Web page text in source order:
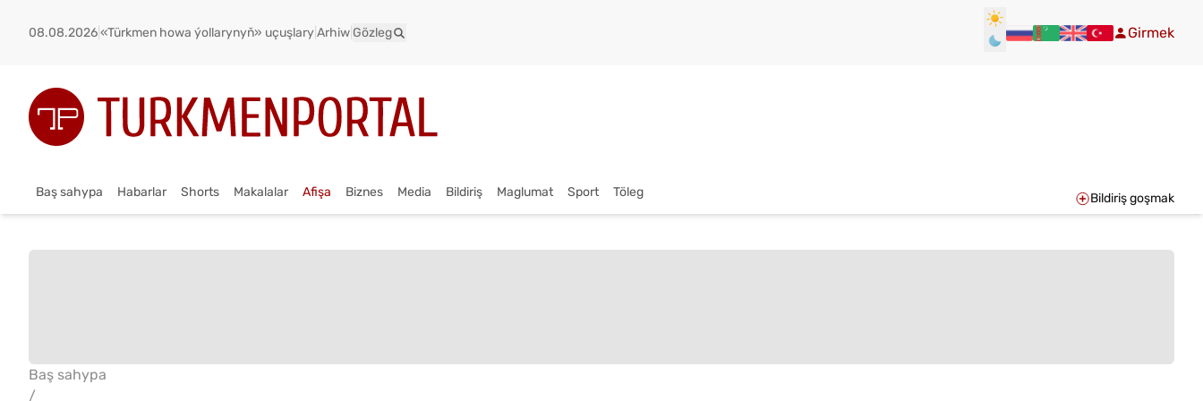
08.08.2026«Türkmen howa ýollarynyň» uçuşlaryArhiw Gözleg Girmek
Baş sahypa Habarlar Shorts Makalalar Afişa Biznes Media Bildiriş Maglumat Sport Töleg Bildiriş goşmak
Baş sahypa
/